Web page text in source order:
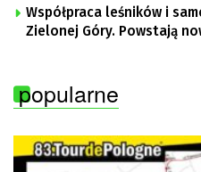
Współpraca leśników i
Zielonej Góry. Powstają
popularne